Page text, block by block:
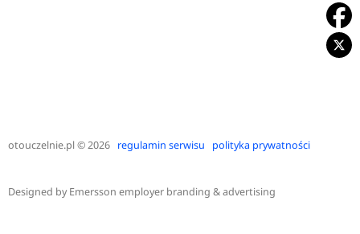
otouczelnie.pl© 2026 regulamin serwisu polityka prywatności
Designed byEmersson employer branding & advertising